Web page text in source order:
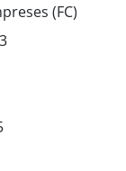
(FC)